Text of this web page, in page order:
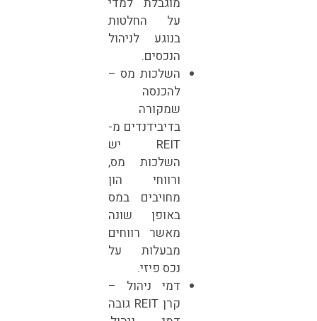
על החלטות
בנוגע לניהול
הנכסים.
השלכות מס –
להכנסה
שמקורה
בדיבידנדים מ-
REIT יש
השלכות מס,
ורווחי הון
מחויבים במס
באופן שונה
מאשר רווחים
מבעלות על
נכס פיזי.
דמי ניהול –
קרן REIT גובה